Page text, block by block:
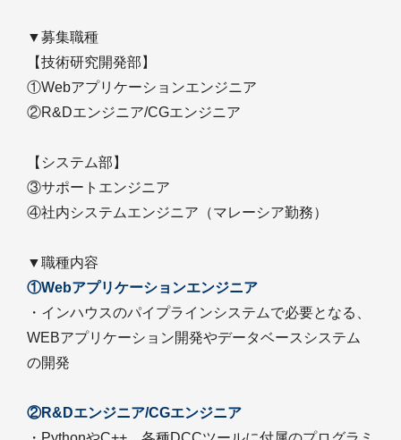
▼募集職種
【技術研究開発部】
①Webアプリケーションエンジニア
②R&Dエンジニア/CGエンジニア
【システム部】
③サポートエンジニア
④社内システムエンジニア（マレーシア勤務）
▼職種内容
①Webアプリケーションエンジニア
・インハウスのパイプラインシステムで必要となる、
WEBアプリケーション開発やデータベースシステム
の開発
②R&Dエンジニア/CGエンジニア